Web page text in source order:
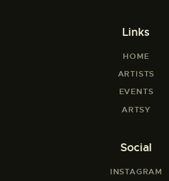
Links
HOME
ARTISTS
EVENTS
ARTSY
Social
INSTAGRAM